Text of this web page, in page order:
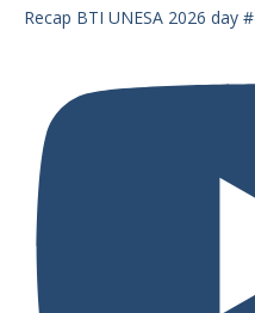
Recap BTI UNESA 2026 day